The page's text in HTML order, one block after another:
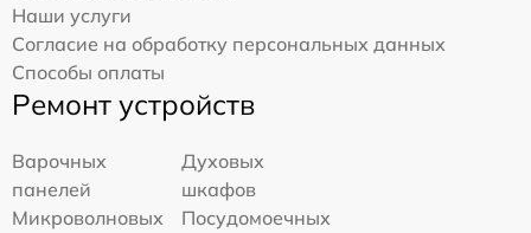
Наши услуги
Согласие на обработку персональных данных
Способы оплаты
Ремонт устройств
Варочных
панелей
Духовых
шкафов
Микроволновых
Посудомоечных